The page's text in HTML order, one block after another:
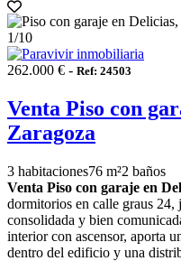
1/10
262.000 € - Ref: 24503
Venta Piso con
Zaragoza
3 habitaciones76 m²2 baños
Venta Piso con garaje en
dormitorios en calle graus 24,
consolidada y bien
interior con ascensor, aporta
dentro del edificio y una